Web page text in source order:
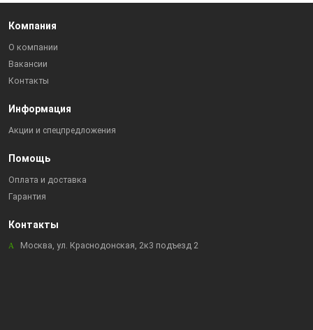
Компания
О компании
Вакансии
Контакты
Информация
Акции и спецпредложения
Помощь
Оплата и доставка
Гарантия
Контакты
Москва, ул. Краснодонская, 2к3 подъезд 2